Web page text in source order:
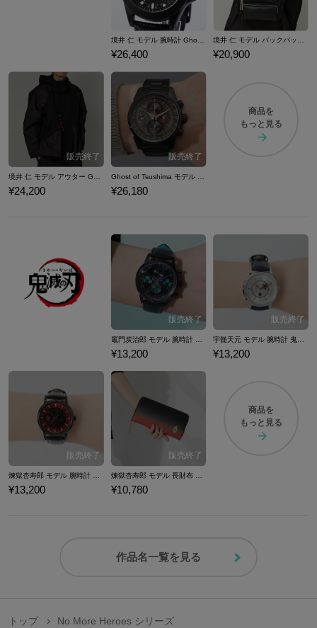
境井 仁 モデル 腕時計 Ghost of Tsushima
¥26,400
境井 仁 モデル バックパック Ghost of Tsushima
¥20,900
¥24,200 ¥26,180
商品を
もっと見る
¥13,200 ¥13,200
煉獄杏寿郎 モデル 腕時計 鬼滅の刃
¥13,200
煉獄杏寿郎 モデル 長財布 鬼滅の刃
¥10,780
商品を
もっと見る
作品名一覧を見る
トップ No More Heroes シリーズ